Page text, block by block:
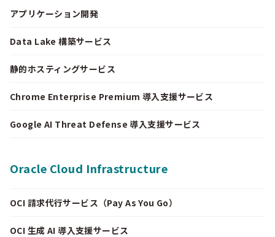
アプリケーション開発
Data Lake 構築サービス
静的ホスティングサービス
Chrome Enterprise Premium 導入支援サービス
Google AI Threat Defense 導入支援サービス
Oracle Cloud Infrastructure
OCI 請求代行サービス（Pay As You Go）
OCI 生成 AI 導入支援サービス